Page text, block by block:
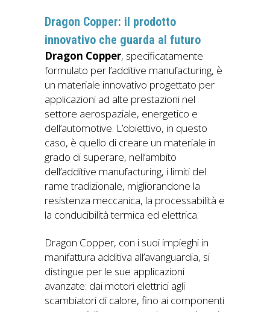
Dragon Copper: il prodotto
innovativo che guarda al futuro
Dragon Copper, specificatamente
formulato per l’additive manufacturing, è
un materiale innovativo progettato per
applicazioni ad alte prestazioni nel
settore aerospaziale, energetico e
dell’automotive. L’obiettivo, in questo
caso, è quello di creare un materiale in
grado di superare, nell’ambito
dell’additive manufacturing, i limiti del
rame tradizionale, migliorandone la
resistenza meccanica, la processabilità e
la conducibilità termica ed elettrica.
Dragon Copper, con i suoi impieghi in
manifattura additiva all’avanguardia, si
distingue per le sue applicazioni
avanzate: dai motori elettrici agli
scambiatori di calore, fino ai componenti